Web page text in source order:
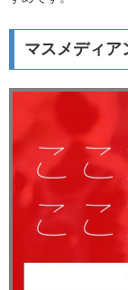
マスメディア